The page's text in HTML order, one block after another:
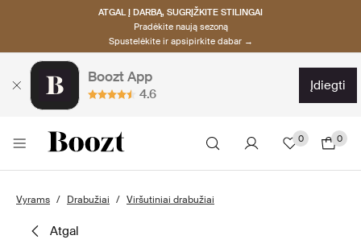
ATGAL Į DARBĄ, SUGRĮŽKITE STILINGAI
Pradėkite naują sezoną
Spustelėkite ir apsipirkite dabar →
Boozt App
4.6
įdiegti
0 0
Vyrams Drabužiai Viršutiniai drabužiai
atgal